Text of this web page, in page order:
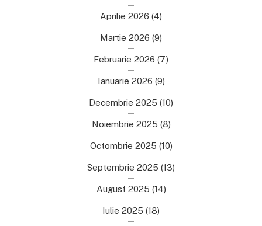
Aprilie 2026 (4)
Martie 2026 (9)
Februarie 2026 (7)
Ianuarie 2026 (9)
Decembrie 2025 (10)
Noiembrie 2025 (8)
Octombrie 2025 (10)
Septembrie 2025 (13)
August 2025 (14)
Iulie 2025 (18)